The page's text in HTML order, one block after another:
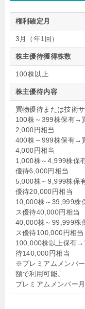
権利確定月
3月（年1回）
株主優待獲得株数
100株以上
株主優待内容
買物優待または技術
100株～399株保有→
2,000円相当
400株～999株保有→
4,000円相当
1,000株～4,999株保
優待6,000円相当
5,000株～9,999株保
優待20,000円相当
10,000株～39,999株
ス優待40,000円相当
40,000株～99,999株
ス優待100,000円相当
100,000株以上保有→
待140,000円相当
※プレミアムメンバ
額で利用可能。
プレミアムメンバー